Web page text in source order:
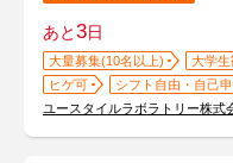
あと3日
大量募集(10名以上) 大学生
ヒゲ可
シフト自由・自己
ユースタイルラボラトリー株式